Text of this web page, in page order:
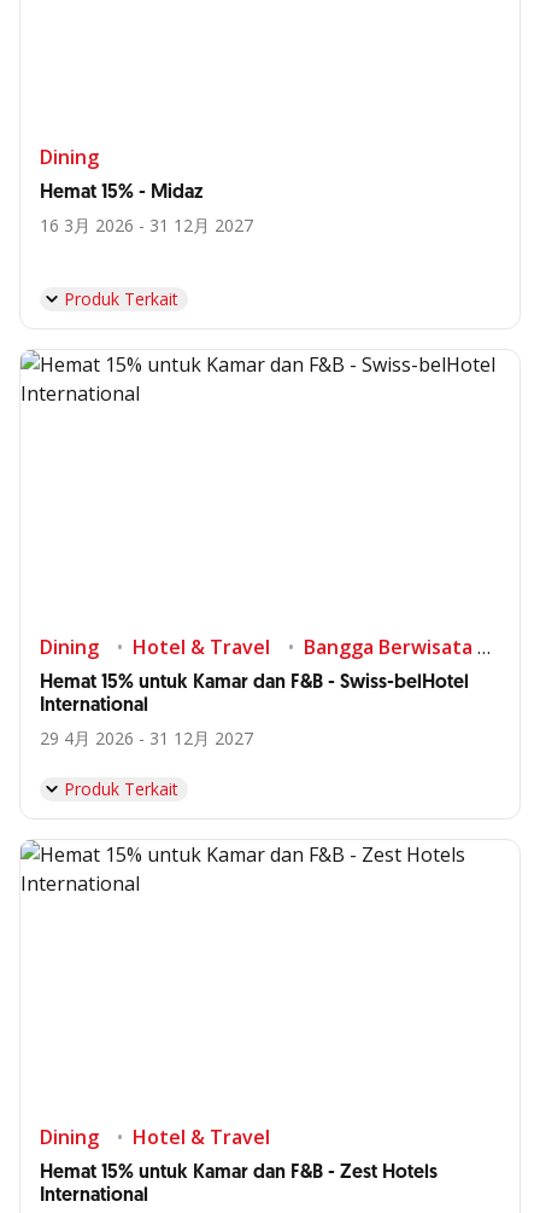
Dining
Hemat 15% - Midaz
16 3月 2026 - 31 12月 2027
Produk Terkait
Dining Hotel & Travel Bangga Berwisata di Indonesia
Hemat 15% untuk Kamar dan F&B - Swiss-belHotel
International
29 4月 2026 - 31 12月 2027
Produk Terkait
Dining Hotel & Travel
Hemat 15% untuk Kamar dan F&B - Zest Hotels
International